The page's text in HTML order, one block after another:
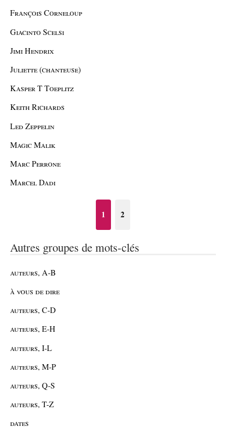
François Corneloup
Giacinto Scelsi
Jimi Hendrix
Juliette (chanteuse)
Kasper T Toeplitz
Keith Richards
Led Zeppelin
Magic Malik
Marc Perrone
Marcel Dadi
1 2
Autres groupes de mots-clés
auteurs, A-B
à vous de dire
auteurs, C-D
auteurs, E-H
auteurs, I-L
auteurs, M-P
auteurs, Q-S
auteurs, T-Z
dates